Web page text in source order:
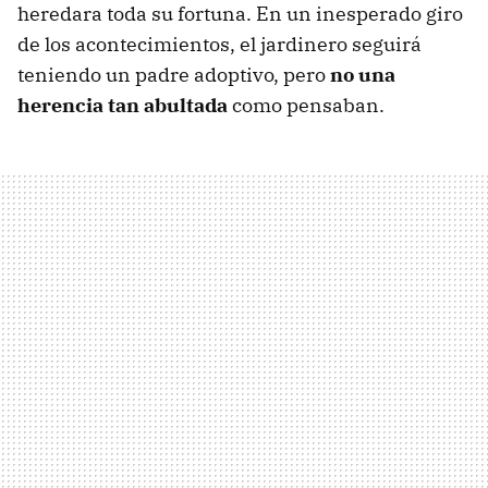
heredara toda su fortuna. En un inesperado giro
de los acontecimientos, el jardinero seguirá
teniendo un padre adoptivo, perono una
herencia tan abultadacomo pensaban.